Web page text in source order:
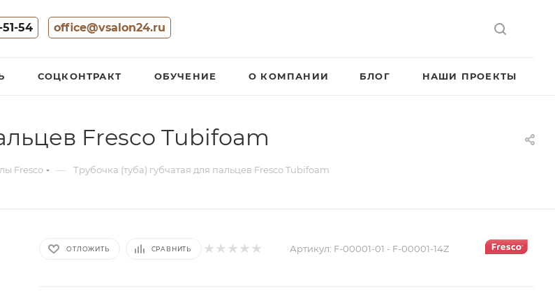
54 office@vsalon24.ru
СОЦКОНТРАКТ ОБУЧЕНИЕ О КОМПАНИИ БЛОГ НАШИ ПРОЕКТЫ
Fresco Tubifoam
Fresco — Трубочка (туба) губчатая для пальцев Fresco Tubifoam
ОТЛОЖИТЬ СРАВНИТЬ Артикул: F-00001-01 - F-00001-14Z